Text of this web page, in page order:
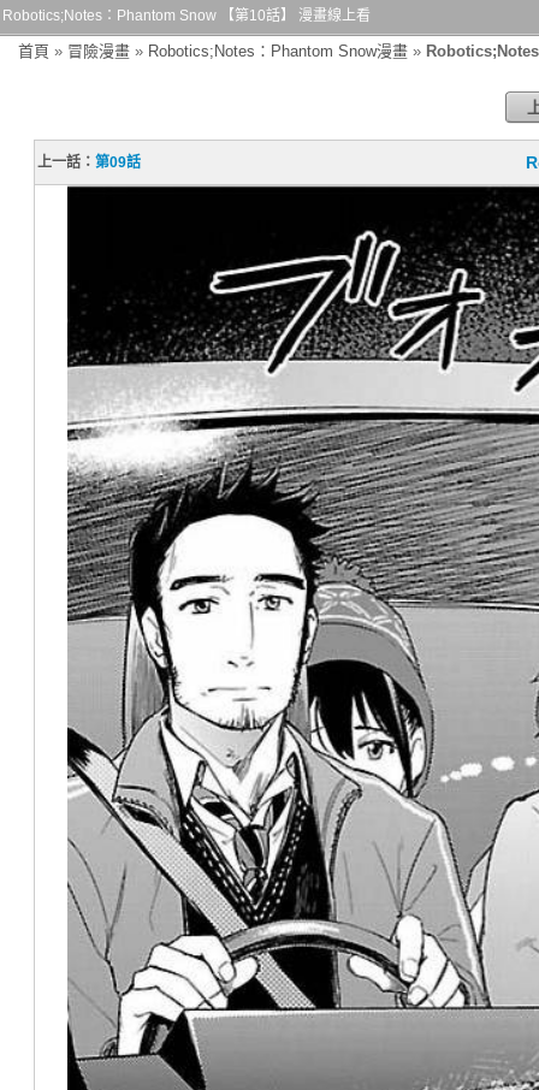
Robotics;Notes：Phantom Snow 【第10話】 漫畫線上看
首頁 » 冒險漫畫 » Robotics;Notes：Phantom Snow漫畫 »
上一話：第09話